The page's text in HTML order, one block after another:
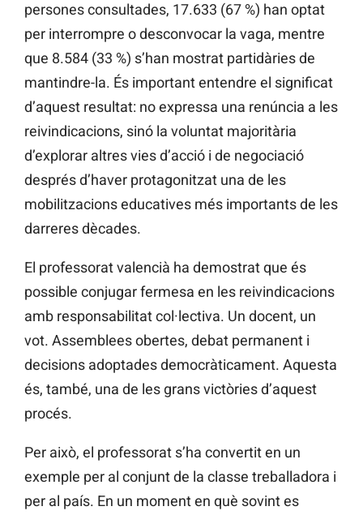
persones consultades, 17.633 (67 %) han optat
per interrompre o desconvocar la vaga, mentre
que 8.584 (33 %) s’han mostrat partidàries de
mantindre-la. És important entendre el significat
d’aquest resultat: no expressa una renúncia a les
reivindicacions, sinó la voluntat majoritària
d’explorar altres vies d’acció i de negociació
després d’haver protagonitzat una de les
mobilitzacions educatives més importants de les
darreres dècades.
El professorat valencià ha demostrat que és
possible conjugar fermesa en les reivindicacions
amb responsabilitat col·lectiva. Un docent, un
vot. Assemblees obertes, debat permanent i
decisions adoptades democràticament. Aquesta
és, també, una de les grans victòries d’aquest
procés.
Per això, el professorat s’ha convertit en un
exemple per al conjunt de la classe treballadora i
per al país. En un moment en què sovint es